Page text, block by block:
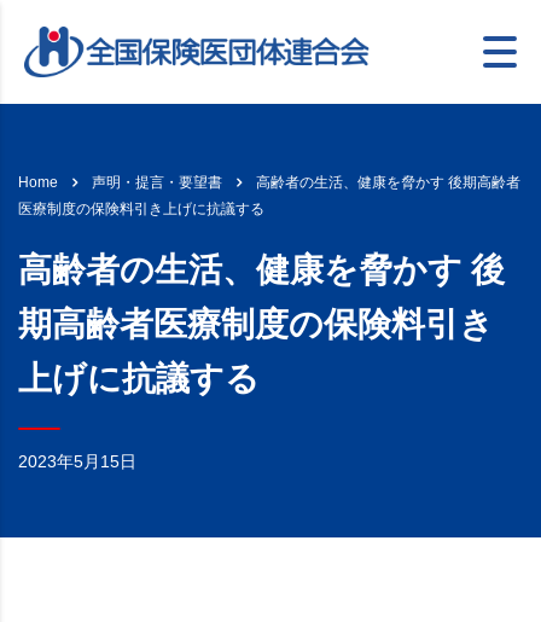
Home 声明・提言・要望書
高齢者の生活、健康を脅かす 後期高齢者
医療制度の保険料引き上げに抗議する
高齢者の生活、健康を脅かす 後
期高齢者医療制度の保険料引き
上げに抗議する
2023年5月15日